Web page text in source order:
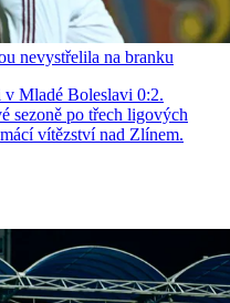
nevystřelila na branku
v Mladé Boleslavi 0:2.
sezoně po třech ligových
vítězství nad Zlínem.